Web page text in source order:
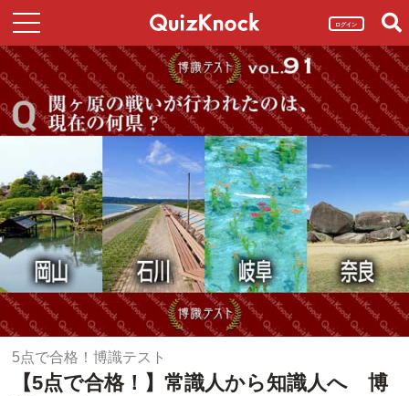
ログイン
5点で合格！博識テスト
【5点で合格！】常識人から知識人へ 博